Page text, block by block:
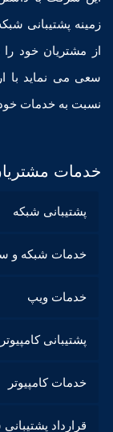
زمینه پشتیبانی
از مشتریان خود
سعی می نماید با
نسبت به خدمات
خدمات
پشتیبانی شبکه
خدمات شبکه و
خدمات ویپ
پشتیبانی کامپیوتر
خدمات کامپیوتر
قرارداد